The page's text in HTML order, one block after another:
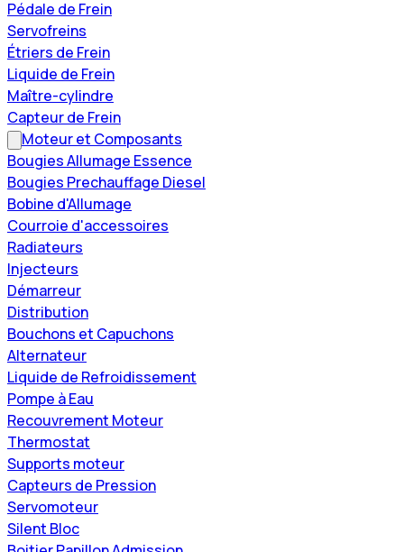
Pédale de Frein
Servofreins
Étriers de Frein
Liquide de Frein
Maître-cylindre
Capteur de Frein
Moteur et Composants
Bougies Allumage Essence
Bougies Prechauffage Diesel
Bobine d'Allumage
Courroie d'accessoires
Radiateurs
Injecteurs
Démarreur
Distribution
Bouchons et Capuchons
Alternateur
Liquide de Refroidissement
Pompe à Eau
Recouvrement Moteur
Thermostat
Supports moteur
Capteurs de Pression
Servomoteur
Silent Bloc